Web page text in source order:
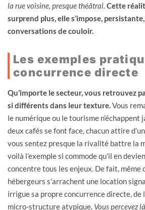
la rue voisine, presque théâtral. Cette
surprend plus, elle s’impose,
conversations de couloir.
Les exemples
concurrence directe
Qu’importe le secteur, vous retrouvez
si différents dans leur texture.Vous
le numérique ou le tourisme n’échappent
deux cafés se font face, chacun attire
vous sentez presque la rivalité battre la
voilà l’exemple si commode qu’il en
concentre tous les enjeux. De fait, même
hébergeurs s’arrachent une location
irrigue sa propre concurrence directe, de
micro-structure atypique. Vous percevez